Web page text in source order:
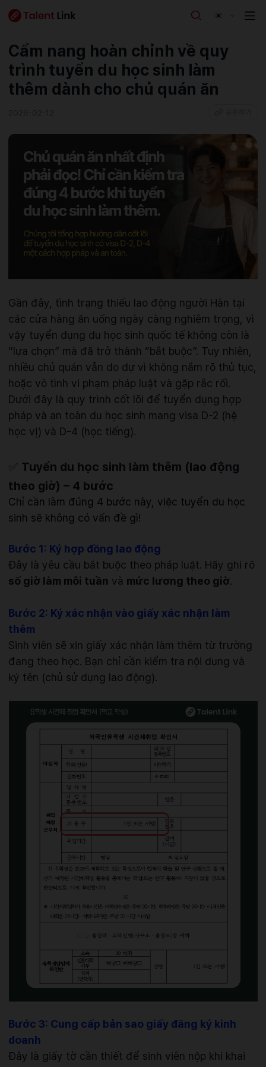
Cẩm nang hoàn chỉnh về quy
trình tuyển du học sinh làm
thêm dành cho chủ quán ăn
Gần đây, tình trạng thiếu lao động người Hàn tại
các cửa hàng ăn uống ngày càng nghiêm trọng, vì
vậy tuyển dụng du học sinh quốc tế không còn là
“lựa chọn” mà đã trở thành “bắt buộc”. Tuy nhiên,
nhiều chủ quán vẫn do dự vì không nắm rõ thủ tục,
hoặc vô tình vi phạm pháp luật và gặp rắc rối.
Dưới đây là quy trình cốt lõi để tuyển dụng hợp
pháp và an toàn du học sinh mang visa D-2 (hệ
học vị) và D-4 (học tiếng).
✅ Tuyển du học sinh làm thêm (lao động
theo giờ) – 4 bước
Chỉ cần làm đúng 4 bước này, việc tuyển du học
sinh sẽ không có vấn đề gì!
Bước 1: Ký hợp đồng lao động
Đây là yêu cầu bắt buộc theo pháp luật. Hãy ghi rõ
số giờ làm mỗi tuần và mức lương theo giờ.
Bước 2: Ký xác nhận vào giấy xác nhận làm
thêm
Sinh viên sẽ xin giấy xác nhận làm thêm từ trường
đang theo học. Bạn chỉ cần kiểm tra nội dung và
ký tên (chủ sử dụng lao động).
Bước 3: Cung cấp bản sao giấy đăng ký kinh
doanh
Đây là giấy tờ cần thiết để sinh viên nộp khi khai